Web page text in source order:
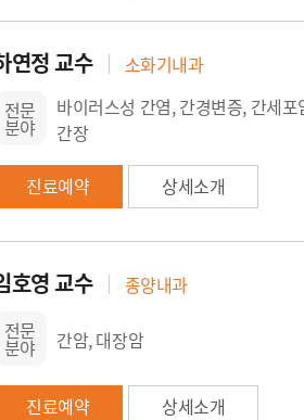
연정 교수
소화기내과
전문
분야
바이러스성 간염, 간경변증, 간세
간장
진료예약 상세소개
호영 교수
종양내과
전문
분야 간암, 대장암
진료예약 상세소개